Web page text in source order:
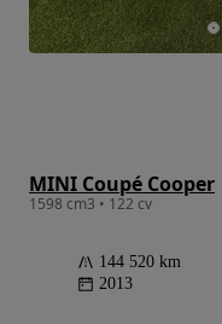
MINI Coupé Cooper
1598 cm3 • 122 cv
144 520 km
2013